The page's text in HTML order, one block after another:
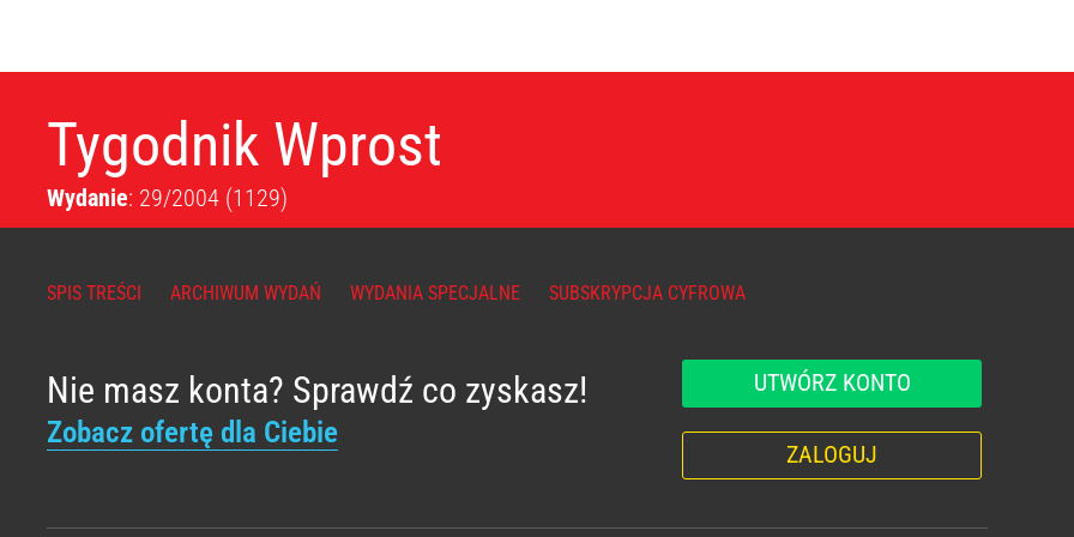
Tygodnik Wprost
Wydanie: 29/2004 (1129)
SPIS TREŚCI ARCHIWUM WYDAŃ WYDANIA SPECJALNE SUBSKRYPCJA CYFROWA
Nie masz konta? Sprawdź co zyskasz!
Zobacz ofertę dla Ciebie
UTWÓRZ KONTO
ZALOGUJ